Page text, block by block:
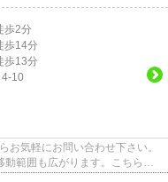
歩2分
歩14分
歩13分
4-10
お気軽にお問い合わせ下さい。
範囲も広がります。こちらの